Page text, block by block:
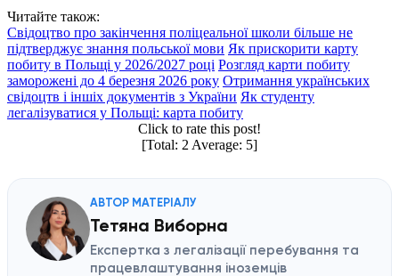
Читайте також:
Свідоцтво про закінчення поліцеальної школи більше не
підтверджує знання польської мови Як прискорити карту
побиту в Польщі у 2026/2027 році Розгляд карти побиту
заморожені до 4 березня 2026 року Отримання українських
свідоцтв і іншіх документів з України Як студенту
легалізуватися у Польщі: карта побиту
Click to rate this post!
[Total: 2 Average: 5]
АВТОР МАТЕРІАЛУ
Тетяна Виборна
Експертка з легалізації перебування та
працевлаштування іноземців